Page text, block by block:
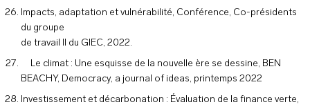
Impacts, adaptation et vulnérabilité, Conférence, Co-présidents
du groupe
de travail II du GIEC, 2022.
Le climat : Une esquisse de la nouvelle ère se dessine, BEN
BEACHY, Democracy, a journal of ideas, printemps 2022
Investissement et décarbonation : Évaluation de la finance verte,